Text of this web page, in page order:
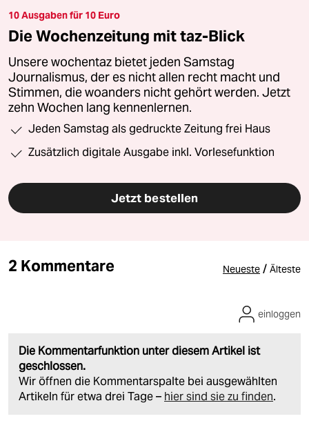
10 Ausgaben für 10 Euro
Die Wochenzeitung mit taz-Blick
Unsere wochentaz bietet jeden Samstag
Journalismus, der es nicht allen recht macht und
Stimmen, die woanders nicht gehört werden. Jetzt
zehn Wochen lang kennenlernen.
Jeden Samstag als gedruckte Zeitung frei Haus
Zusätzlich digitale Ausgabe inkl. Vorlesefunktion
Jetzt bestellen
2 Kommentare Neueste / Älteste
Die Kommentarfunktion unter diesem Artikel ist
geschlossen.
Wir öffnen die Kommentarspalte bei ausgewählten
Artikeln für etwa drei Tage – hier sind sie zu finden.
einloggen